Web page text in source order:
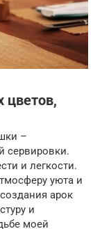
цветов,
–
сервировки.
и легкости.
уюта и
арок
и
моей